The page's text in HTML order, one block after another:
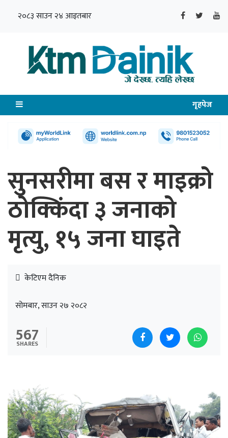
२०८३ साउन २४ आइतबार
गृहपेज
सुनसरीमा बस र माइक्रो
ठोक्किंदा ३ जनाको
मृत्यु, १५ जना घाइते
केटिएम दैनिक
सोमबार, साउन २७ २०८२
567
SHARES